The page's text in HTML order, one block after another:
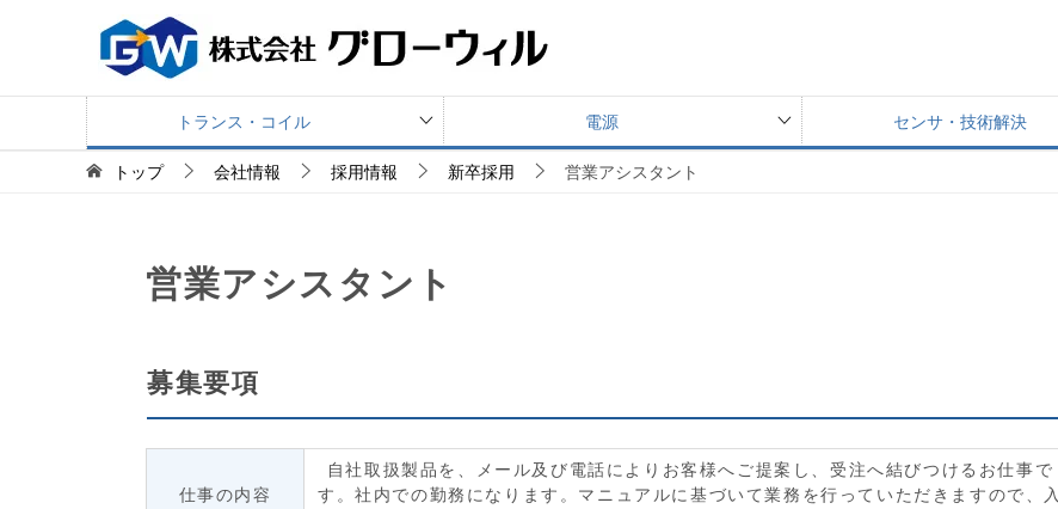
トランス・コイル 電源 センサ・技術解決
トップ 会社情報 採用情報 新卒採用 営業アシスタント
営業アシスタント
募集要項
仕事の内容
自社取扱製品を、メール及び電話によりお客様へご提案し、受注へ結びつけるお仕事で
す。社内での勤務になります。マニュアルに基づいて業務を行っていただきますので、入